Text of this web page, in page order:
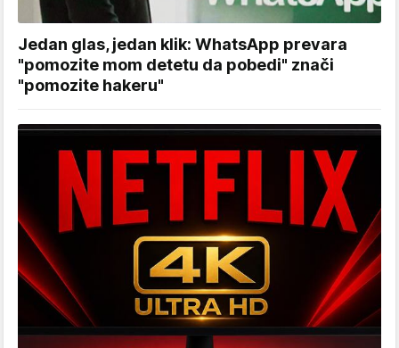
Jedan glas, jedan klik: WhatsApp prevara
"pomozite mom detetu da pobedi" znači
"pomozite hakeru"